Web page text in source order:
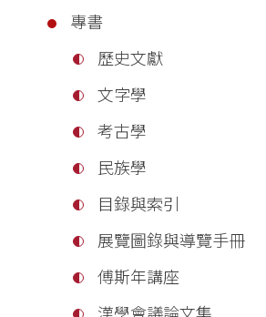
專書
歷史文獻
文字學
考古學
民族學
目錄與索引
展覽圖錄與導覽手冊
傅斯年講座